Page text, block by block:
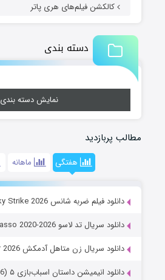
کالکشن فیلم‌های هری پاتر
دسته بندی
نمایش دسته بندی
مطالب پربازدید
هفتگی ماهانه
دانلود فیلم ضربه شانس Lucky Strike 2026
دانلود سریال تد لاسو Ted Lasso 2020-2026
دانلود سریال زن متاهل آدمکش A Bona Fide Killer 2026
دانلود انیمیشن داستان اسباب‌بازی ۵ Toy Story 5 (2026)